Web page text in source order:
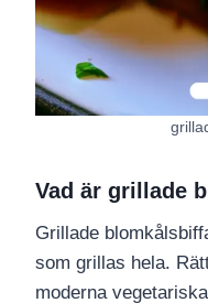
Vad är grillade
Grillade
som grillas hela.
moderna